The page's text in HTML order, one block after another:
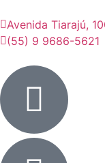
Avenida Tiarajú,
(55) 9 9686-5621